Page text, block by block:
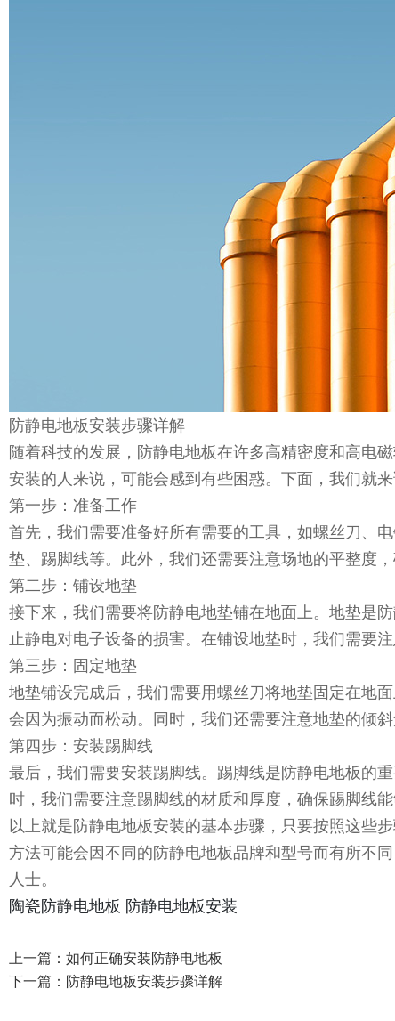
防静电地板安装步骤详解
随着科技的发展，防静电地板在许多高精密度和高电
安装的人来说，可能会感到有些困惑。下面，我们就
第一步：准备工作
首先，我们需要准备好所有需要的工具，如螺丝刀、
垫、踢脚线等。此外，我们还需要注意场地的平整度
第二步：铺设地垫
接下来，我们需要将防静电地垫铺在地面上。地垫是
止静电对电子设备的损害。在铺设地垫时，我们需要
第三步：固定地垫
地垫铺设完成后，我们需要用螺丝刀将地垫固定在地
会因为振动而松动。同时，我们还需要注意地垫的倾
第四步：安装踢脚线
最后，我们需要安装踢脚线。踢脚线是防静电地板的
时，我们需要注意踢脚线的材质和厚度，确保踢脚线能
以上就是防静电地板安装的基本步骤，只要按照这些
方法可能会因不同的防静电地板品牌和型号而有所不
人士。
陶瓷防静电地板 防静电地板安装
上一篇： 如何正确安装防静电地板
下一篇： 防静电地板安装步骤详解